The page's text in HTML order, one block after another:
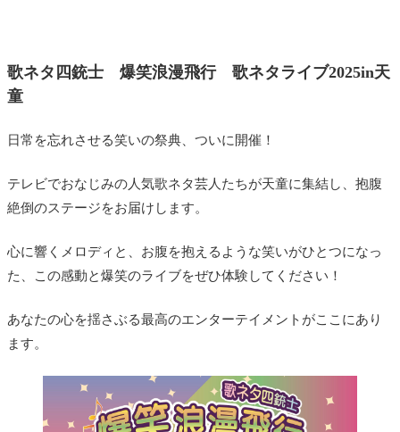
歌ネタ四銃士 爆笑浪漫飛行 歌ネタライブ2025in天
童
日常を忘れさせる笑いの祭典、ついに開催！
テレビでおなじみの人気歌ネタ芸人たちが天童に集結し、抱腹
絶倒のステージをお届けします。
心に響くメロディと、お腹を抱えるような笑いがひとつになっ
た、この感動と爆笑のライブをぜひ体験してください！
あなたの心を揺さぶる最高のエンターテイメントがここにあり
ます。